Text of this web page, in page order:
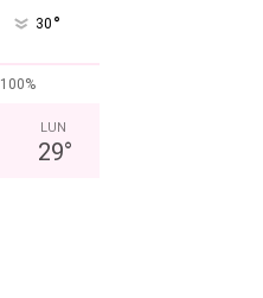
30 °
100%
LUN
29°